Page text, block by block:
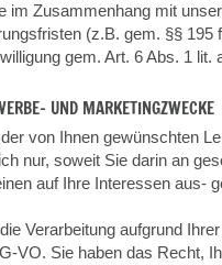
im Zusammenhang mit
(z.B. gem. §§ 195
gem. Art. 6 Abs. 1 lit.
UND MARKETINGZWECKE
von Ihnen gewünschten
nur, soweit Sie darin an
auf Ihre Interessen aus-
Verarbeitung aufgrund
VO. Sie haben das Recht,